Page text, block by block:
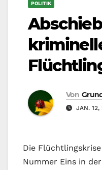
POLITIK
Von
JAN. 12,
Die
Nummer Eins in